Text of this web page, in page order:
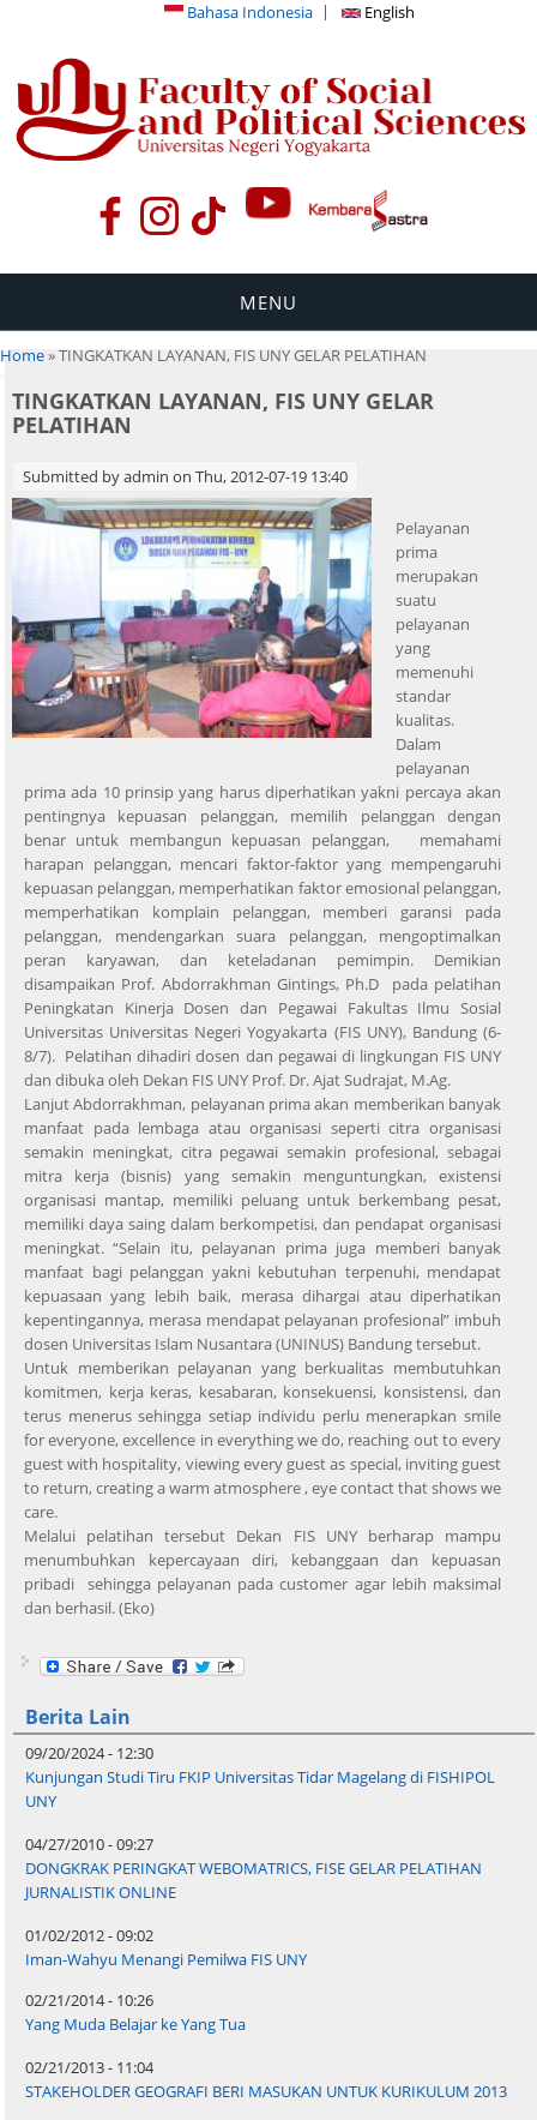
Bahasa Indonesia English
MENU
You are here
Home» TINGKATKAN LAYANAN, FIS UNY GELAR PELATIHAN
TINGKATKAN LAYANAN, FIS UNY GELAR
PELATIHAN
Submitted byadmin on Thu, 2012-07-19 13:40
Pelayanan
prima
merupakan
suatu
pelayanan
yang
memenuhi
standar
kualitas.
Dalam
pelayanan
prima ada 10 prinsip yang harus diperhatikan yakni percaya akan
pentingnya kepuasan pelanggan, memilih pelanggan dengan
benar untuk membangun kepuasan pelanggan, memahami
harapan pelanggan, mencari faktor-faktor yang mempengaruhi
kepuasan pelanggan, memperhatikan faktor emosional pelanggan,
memperhatikan komplain pelanggan, memberi garansi pada
pelanggan, mendengarkan suara pelanggan, mengoptimalkan
peran karyawan, dan keteladanan pemimpin. Demikian
disampaikan Prof. Abdorrakhman Gintings, Ph.D pada pelatihan
Peningkatan Kinerja Dosen dan Pegawai Fakultas Ilmu Sosial
Universitas Universitas Negeri Yogyakarta (FIS UNY), Bandung (6-
8/7). Pelatihan dihadiri dosen dan pegawai di lingkungan FIS UNY
dan dibuka oleh Dekan FIS UNY Prof. Dr. Ajat Sudrajat, M.Ag.
Lanjut Abdorrakhman, pelayanan prima akan memberikan banyak
manfaat pada lembaga atau organisasi seperti citra organisasi
semakin meningkat, citra pegawai semakin profesional, sebagai
mitra kerja (bisnis) yang semakin menguntungkan, existensi
organisasi mantap, memiliki peluang untuk berkembang pesat,
memiliki daya saing dalam berkompetisi, dan pendapat organisasi
meningkat. “Selain itu, pelayanan prima juga memberi banyak
manfaat bagi pelanggan yakni kebutuhan terpenuhi, mendapat
kepuasaan yang lebih baik, merasa dihargai atau diperhatikan
kepentingannya, merasa mendapat pelayanan profesional” imbuh
dosen Universitas Islam Nusantara (UNINUS) Bandung tersebut.
Untuk memberikan pelayanan yang berkualitas membutuhkan
komitmen, kerja keras, kesabaran, konsekuensi, konsistensi, dan
terus menerus sehingga setiap individu perlu menerapkan smile
for everyone, excellence in everything we do, reaching out to every
guest with hospitality, viewing every guest as special, inviting guest
to return, creating a warm atmosphere , eye contact that shows we
care.
Melalui pelatihan tersebut Dekan FIS UNY berharap mampu
menumbuhkan kepercayaan diri, kebanggaan dan kepuasan
pribadi sehingga pelayanan pada customer agar lebih maksimal
dan berhasil. (Eko)
Berita Lain
09/20/2024 - 12:30
Kunjungan Studi Tiru FKIP Universitas Tidar Magelang di FISHIPOL
UNY
04/27/2010 - 09:27
DONGKRAK PERINGKAT WEBOMATRICS, FISE GELAR PELATIHAN
JURNALISTIK ONLINE
01/02/2012 - 09:02
Iman-Wahyu Menangi Pemilwa FIS UNY
02/21/2014 - 10:26
Yang Muda Belajar ke Yang Tua
02/21/2013 - 11:04
STAKEHOLDER GEOGRAFI BERI MASUKAN UNTUK KURIKULUM 2013